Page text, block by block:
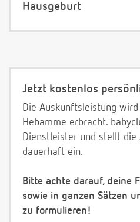
Hausgeburt
Jetzt kostenlos
Die Auskunftsleistung
Hebamme erbracht.
Dienstleister und stellt die
dauerhaft ein.
Bitte achte darauf, deine
sowie in ganzen Sätzen
zu formulieren!